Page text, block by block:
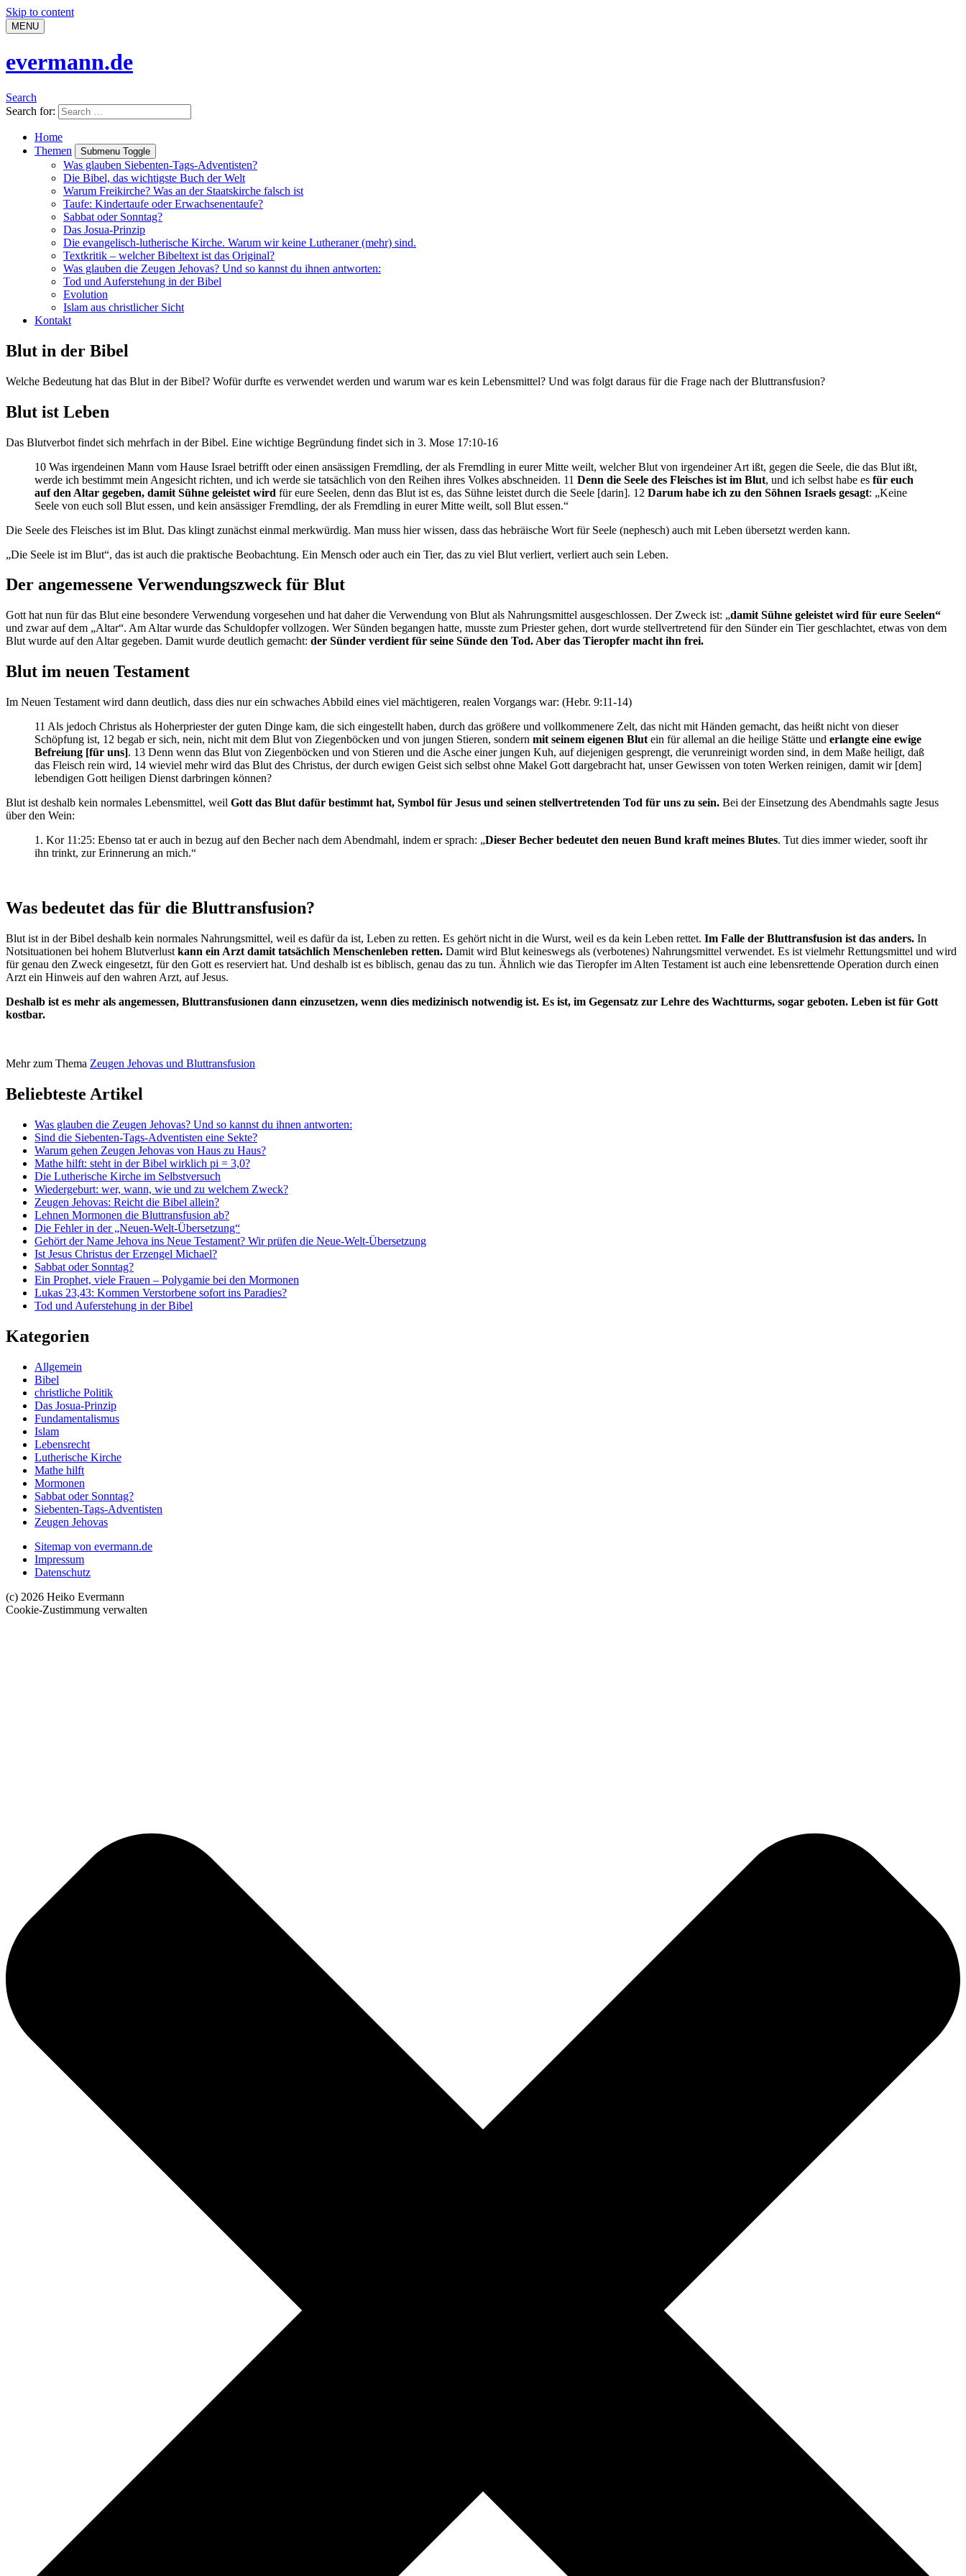
Skip to content
MENU
evermann.de
Search
Search for:
Home
Themen
Submenu Toggle
Was glauben Siebenten-Tags-Adventisten?
Die Bibel, das wichtigste Buch der Welt
Warum Freikirche? Was an der Staatskirche falsch ist
Taufe: Kindertaufe oder Erwachsenentaufe?
Sabbat oder Sonntag?
Das Josua-Prinzip
Die evangelisch-lutherische Kirche. Warum wir keine Lutheraner (mehr) sind.
Textkritik – welcher Bibeltext ist das Original?
Was glauben die Zeugen Jehovas? Und so kannst du ihnen antworten:
Tod und Auferstehung in der Bibel
Evolution
Islam aus christlicher Sicht
Kontakt
Blut in der Bibel
Welche Bedeutung hat das Blut in der Bibel? Wofür durfte es verwendet werden und warum war es kein Lebensmittel? Und was folgt daraus für die Frage nach der Bluttransfusion?
Blut ist Leben
Das Blutverbot findet sich mehrfach in der Bibel. Eine wichtige Begründung findet sich in 3. Mose 17:10-16
10 Was irgendeinen Mann vom Hause Israel betrifft oder einen ansässigen Fremdling, der als Fremdling in eurer Mitte weilt, welcher Blut von irgendeiner Art ißt, gegen die Seele, die das Blut ißt,
werde ich bestimmt mein Angesicht richten, und ich werde sie tatsächlich von den Reihen ihres Volkes abschneiden. 11 Denn die Seele des Fleisches ist im Blut, und ich selbst habe es für euch
auf den Altar gegeben, damit Sühne geleistet wird für eure Seelen, denn das Blut ist es, das Sühne leistet durch die Seele [darin]. 12 Darum habe ich zu den Söhnen Israels gesagt: „Keine
Seele von euch soll Blut essen, und kein ansässiger Fremdling, der als Fremdling in eurer Mitte weilt, soll Blut essen.“
Die Seele des Fleisches ist im Blut. Das klingt zunächst einmal merkwürdig. Man muss hier wissen, dass das hebräische Wort für Seele (nephesch) auch mit Leben übersetzt werden kann.
„Die Seele ist im Blut“, das ist auch die praktische Beobachtung. Ein Mensch oder auch ein Tier, das zu viel Blut verliert, verliert auch sein Leben.
Der angemessene Verwendungszweck für Blut
Gott hat nun für das Blut eine besondere Verwendung vorgesehen und hat daher die Verwendung von Blut als Nahrungsmittel ausgeschlossen. Der Zweck ist: „damit Sühne geleistet wird für eure Seelen“
und zwar auf dem „Altar“. Am Altar wurde das Schuldopfer vollzogen. Wer Sünden begangen hatte, musste zum Priester gehen, dort wurde stellvertretend für den Sünder ein Tier geschlachtet, etwas von dem
Blut wurde auf den Altar gegeben. Damit wurde deutlich gemacht: der Sünder verdient für seine Sünde den Tod. Aber das Tieropfer macht ihn frei.
Blut im neuen Testament
Im Neuen Testament wird dann deutlich, dass dies nur ein schwaches Abbild eines viel mächtigeren, realen Vorgangs war: (Hebr. 9:11-14)
11 Als jedoch Christus als Hoherpriester der guten Dinge kam, die sich eingestellt haben, durch das größere und vollkommenere Zelt, das nicht mit Händen gemacht, das heißt nicht von dieser
Schöpfung ist, 12 begab er sich, nein, nicht mit dem Blut von Ziegenböcken und von jungen Stieren, sondern mit seinem eigenen Blut ein für allemal an die heilige Stätte und erlangte eine ewige
Befreiung [für uns]. 13 Denn wenn das Blut von Ziegenböcken und von Stieren und die Asche einer jungen Kuh, auf diejenigen gesprengt, die verunreinigt worden sind, in dem Maße heiligt, daß
das Fleisch rein wird, 14 wieviel mehr wird das Blut des Christus, der durch ewigen Geist sich selbst ohne Makel Gott dargebracht hat, unser Gewissen von toten Werken reinigen, damit wir [dem]
lebendigen Gott heiligen Dienst darbringen können?
Blut ist deshalb kein normales Lebensmittel, weil Gott das Blut dafür bestimmt hat, Symbol für Jesus und seinen stellvertretenden Tod für uns zu sein. Bei der Einsetzung des Abendmahls sagte Jesus
über den Wein:
1. Kor 11:25: Ebenso tat er auch in bezug auf den Becher nach dem Abendmahl, indem er sprach: „Dieser Becher bedeutet den neuen Bund kraft meines Blutes. Tut dies immer wieder, sooft ihr
ihn trinkt, zur Erinnerung an mich.“
Was bedeutet das für die Bluttransfusion?
Blut ist in der Bibel deshalb kein normales Nahrungsmittel, weil es dafür da ist, Leben zu retten. Es gehört nicht in die Wurst, weil es da kein Leben rettet. Im Falle der Bluttransfusion ist das anders. In
Notsituationen bei hohem Blutverlust kann ein Arzt damit tatsächlich Menschenleben retten. Damit wird Blut keineswegs als (verbotenes) Nahrungsmittel verwendet. Es ist vielmehr Rettungsmittel und wird
für genau den Zweck eingesetzt, für den Gott es reserviert hat. Und deshalb ist es biblisch, genau das zu tun. Ähnlich wie das Tieropfer im Alten Testament ist auch eine lebensrettende Operation durch einen
Arzt ein Hinweis auf den wahren Arzt, auf Jesus.
Deshalb ist es mehr als angemessen, Bluttransfusionen dann einzusetzen, wenn dies medizinisch notwendig ist. Es ist, im Gegensatz zur Lehre des Wachtturms, sogar geboten. Leben ist für Gott
kostbar.
Mehr zum Thema Zeugen Jehovas und Bluttransfusion
Beliebteste Artikel
Was glauben die Zeugen Jehovas? Und so kannst du ihnen antworten:
Sind die Siebenten-Tags-Adventisten eine Sekte?
Warum gehen Zeugen Jehovas von Haus zu Haus?
Mathe hilft: steht in der Bibel wirklich pi = 3,0?
Die Lutherische Kirche im Selbstversuch
Wiedergeburt: wer, wann, wie und zu welchem Zweck?
Zeugen Jehovas: Reicht die Bibel allein?
Lehnen Mormonen die Bluttransfusion ab?
Die Fehler in der „Neuen-Welt-Übersetzung“
Gehört der Name Jehova ins Neue Testament? Wir prüfen die Neue-Welt-Übersetzung
Ist Jesus Christus der Erzengel Michael?
Sabbat oder Sonntag?
Ein Prophet, viele Frauen – Polygamie bei den Mormonen
Lukas 23,43: Kommen Verstorbene sofort ins Paradies?
Tod und Auferstehung in der Bibel
Kategorien
Allgemein
Bibel
christliche Politik
Das Josua-Prinzip
Fundamentalismus
Islam
Lebensrecht
Lutherische Kirche
Mathe hilft
Mormonen
Sabbat oder Sonntag?
Siebenten-Tags-Adventisten
Zeugen Jehovas
Sitemap von evermann.de
Impressum
Datenschutz
(c) 2026 Heiko Evermann
Cookie-Zustimmung verwalten